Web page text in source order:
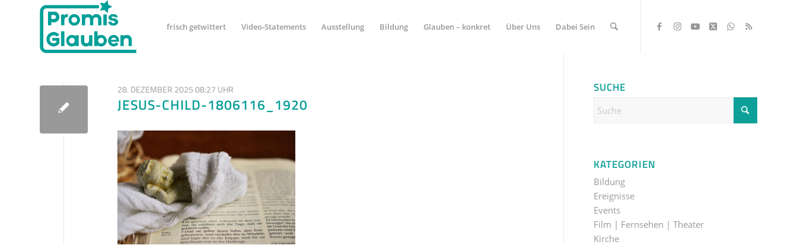
frisch getwittert Video-Statements Ausstellung Bildung Glauben – konkret Über Uns Dabei Sein
28. DEZEMBER 2025 08:27 UHR
JESUS-CHILD-1806116_1920
SUCHE
KATEGORIEN
Bildung
Ereignisse
Events
Film | Fernsehen | Theater
Kirche